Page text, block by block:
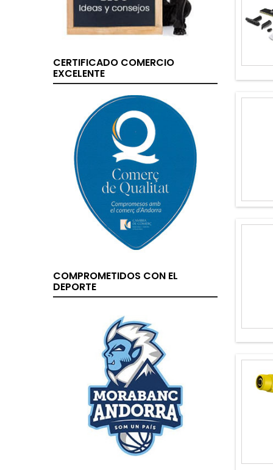
CERTIFICADO COMERCIO
EXCELENTE
COMPROMETIDOS CON EL
DEPORTE